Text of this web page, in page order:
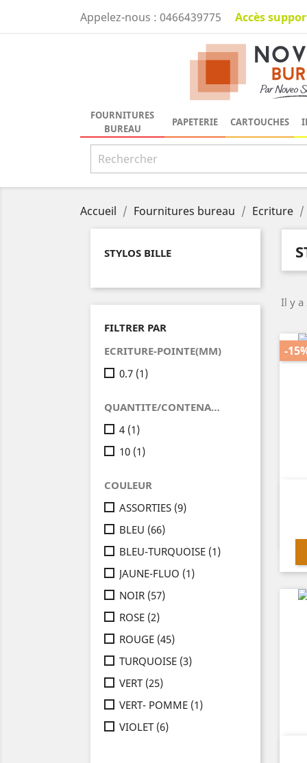
Appelez-nous : 0466439775 Accès
FOURNITURES
BUREAU
PAPETERIE CARTOUCHES
Accueil Fournitures bureau Ecriture
STYLOS BILLE
FILTRER PAR
ECRITURE-POINTE(MM)
0.7 (1)
QUANTITE/CONTENANT(BOITE-POCHETTE-ETUI..)
4 (1)
10 (1)
COULEUR
ASSORTIES (9)
BLEU (66)
BLEU-TURQUOISE (1)
JAUNE-FLUO (1)
NOIR (57)
ROSE (2)
ROUGE (45)
TURQUOISE (3)
VERT (25)
VERT- POMME (1)
VIOLET (6)
Il y a
-